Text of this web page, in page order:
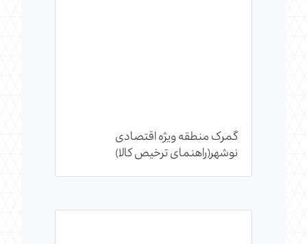
گمرک منطقه ویژه اقتصادی
نوشهر(راهنمای ترخیص کالا)